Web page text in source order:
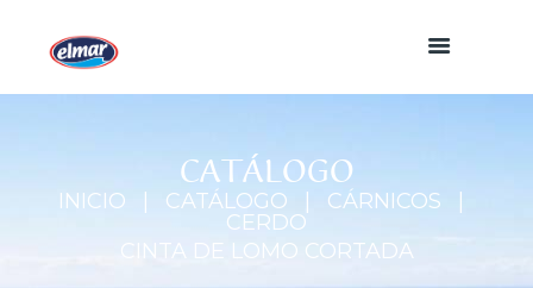
CATÁLOGO
INICIO CATÁLOGO
CÁRNICOS
CERDO
CINTA DE LOMO CORTADA